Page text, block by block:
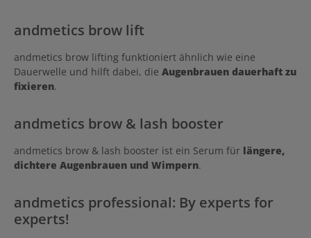
andmetics brow lift
andmetics brow lifting funktioniert ähnlich wie eine
Dauerwelle und hilft dabei, die Augenbrauen dauerhaft zu
fixieren.
andmetics brow & lash booster
andmetics brow & lash booster ist ein Serum für längere,
dichtere Augenbrauen und Wimpern.
andmetics professional: By experts for
experts!